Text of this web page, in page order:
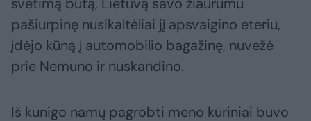
pašiurpinę nusikaltėliai jį apsvaigino eteriu,
įdėjo kūną į automobilio bagažinę, nuvežė
prie Nemuno ir nuskandino.
Iš kunigo namų pagrobti meno kūriniai buvo